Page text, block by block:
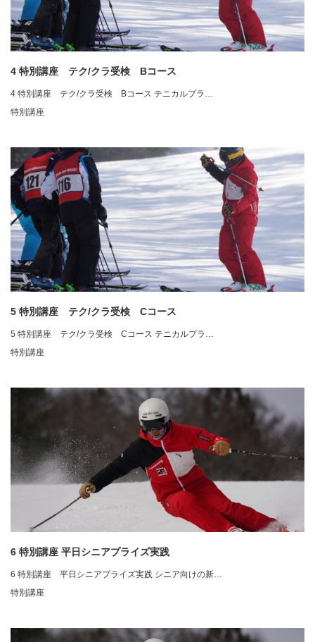
4 特別講座 テク/クラ受検 Bコース
4 特別講座 テク/クラ受検 Bコース テニカルプラ…
特別講座
5 特別講座 テク/クラ受検 Cコース
5 特別講座 テク/クラ受検 Cコース テニカルプラ…
特別講座
6 特別講座 平日シニアプライズ実践
6 特別講座 平日シニアプライズ実践 シニア向けの新…
特別講座